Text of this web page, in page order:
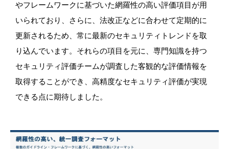
やフレームワークに基づいた網羅性の高い評価項目が用
いられており、さらに、法改正などに合わせて定期的に
更新されるため、常に最新のセキュリティトレンドを取
り込んでいます。それらの項目を元に、専門知識を持つ
セキュリティ評価チームが調査した客観的な評価情報を
取得することができ、高精度なセキュリティ評価が実現
できる点に期待しました。